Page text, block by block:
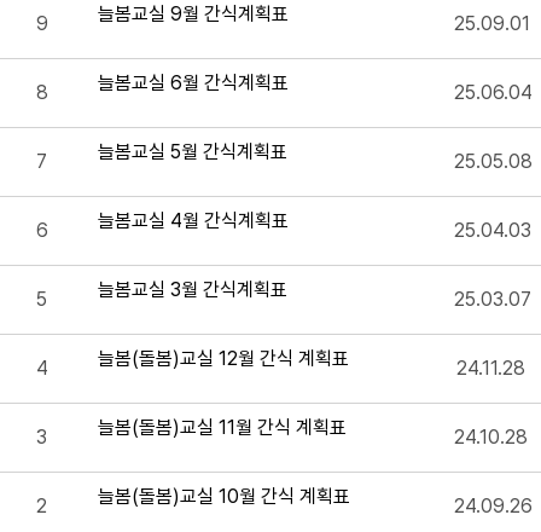
9 늘봄교실 9월 간식계획표 25.09.01
8 늘봄교실 6월 간식계획표 25.06.04
7 늘봄교실 5월 간식계획표 25.05.08
6 늘봄교실 4월 간식계획표 25.04.03
5 늘봄교실 3월 간식계획표 25.03.07
4 늘봄(돌봄)교실 12월 간식 계획표 24.11.28
3 늘봄(돌봄)교실 11월 간식 계획표 24.10.28
2 늘봄(돌봄)교실 10월 간식 계획표 24.09.26